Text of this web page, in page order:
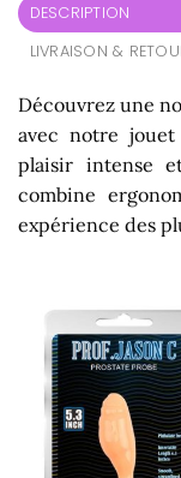
DESCRIPTION
LIVRAISON &
Découvrez une
avec notre
plaisir intense
combine
expérience des